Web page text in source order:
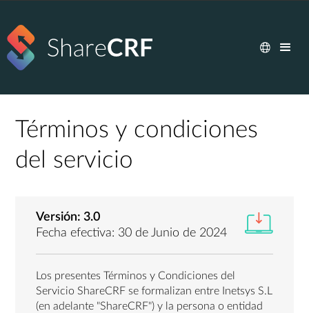
Términos y condiciones
del servicio
Versión: 3.0
Fecha efectiva: 30 de Junio de 2024
Los presentes Términos y Condiciones del
Servicio ShareCRF se formalizan entre Inetsys S.L
(en adelante "ShareCRF") y la persona o entidad